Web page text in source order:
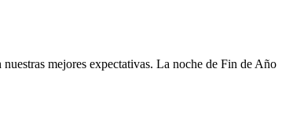
mejores expectativas. La noche de Fin de Año